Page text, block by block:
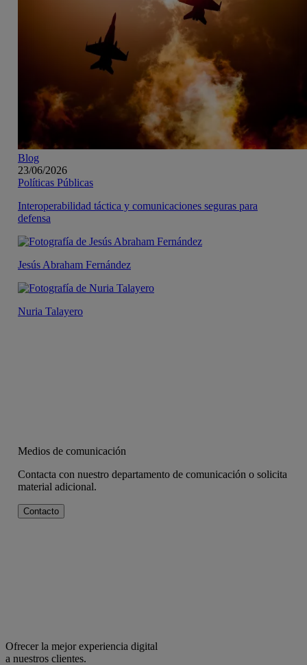
Blog
23/06/2026
Políticas Públicas
Interoperabilidad táctica y comunicaciones seguras para
defensa
Jesús Abraham Fernández
Nuria Talayero
Medios de comunicación
Contacta con nuestro departamento de comunicación o solicita
material adicional.
Contacto
Ofrecer la mejor experiencia digital
a nuestros clientes.